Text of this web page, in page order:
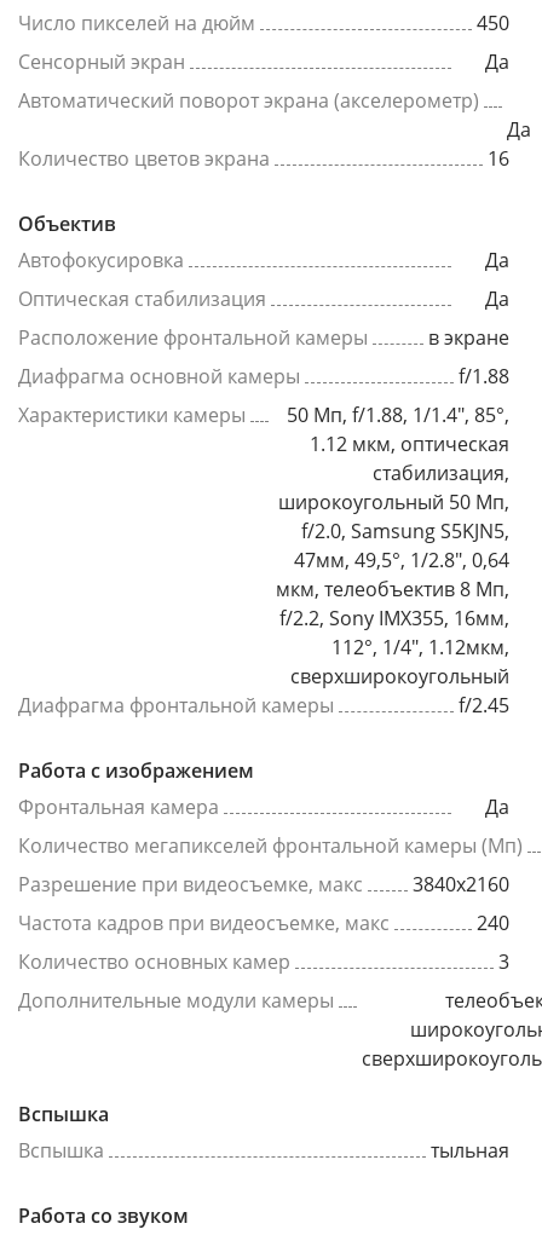
Число пикселей на дюйм
450
Сенсорный экран
Да
Автоматический поворот экрана (акселерометр)
Да
Количество цветов экрана
16
Объектив
Автофокусировка
Да
Оптическая стабилизация
Да
Расположение фронтальной камеры
в экране
Диафрагма основной камеры
f/1.88
Характеристики камеры
50 Мп, f/1.88, 1/1.4", 85°,
1.12 мкм, оптическая
стабилизация,
широкоугольный 50 Мп,
f/2.0, Samsung S5KJN5,
47мм, 49,5°, 1/2.8", 0,64
мкм, телеобъектив 8 Мп,
f/2.2, Sony IMX355, 16мм,
112°, 1/4", 1.12мкм,
сверхширокоугольный
Диафрагма фронтальной камеры
f/2.45
Работа с изображением
Фронтальная камера
Да
Количество мегапикселей фронтальной камеры (Мп)
Разрешение при видеосъемке, макс
3840x2160
Частота кадров при видеосъемке, макс
240
Количество основных камер
3
Дополнительные модули камеры
Вспышка
Вспышка
тыльная
Работа со звуком